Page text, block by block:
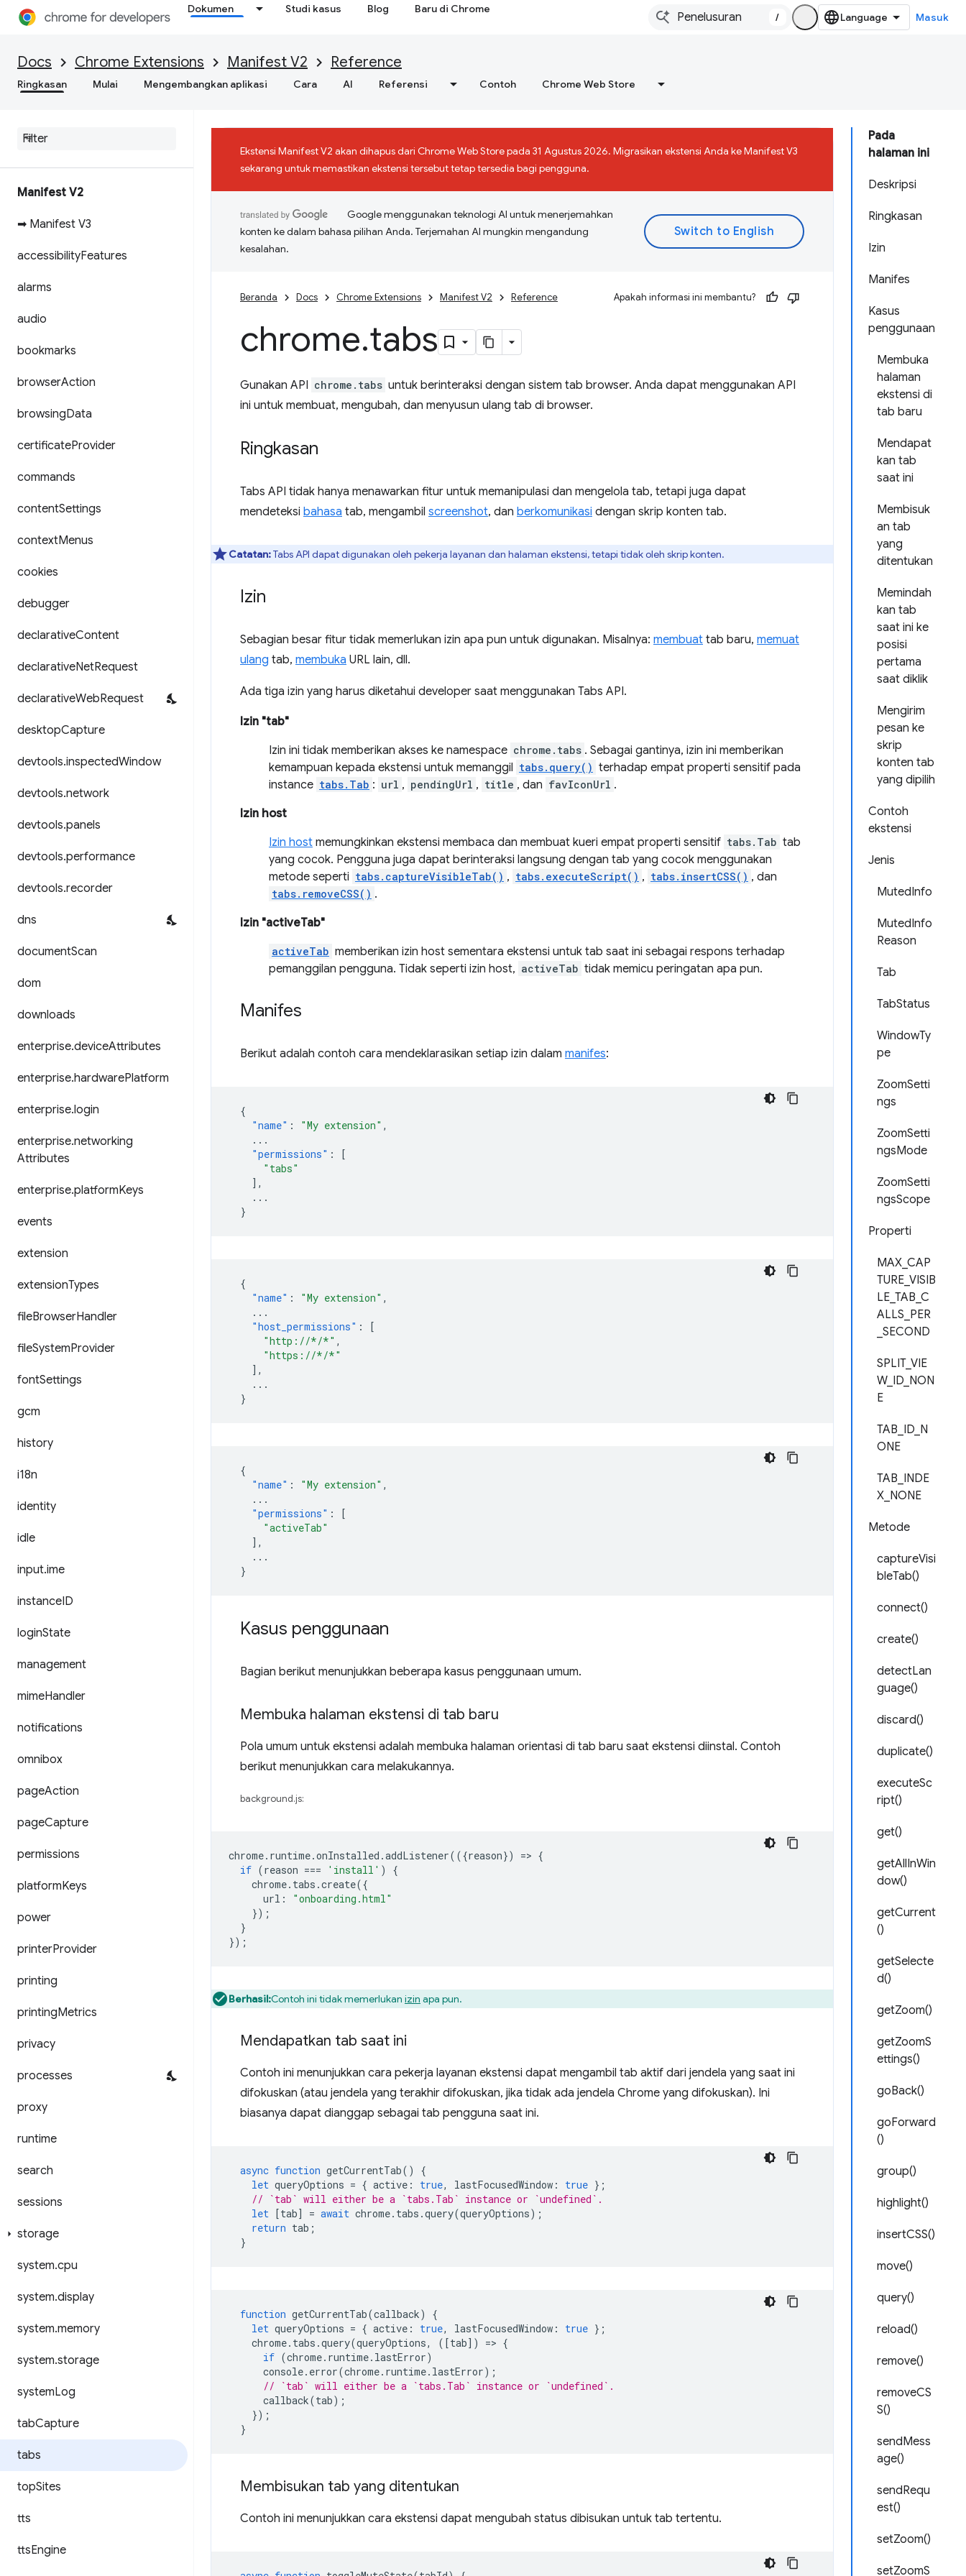
Dokumen Studi kasus Blog Baru di Chrome
/ Masuk
Docs Chrome Extensions Manifest V2 Reference
Ringkasan Mulai Mengembangkan aplikasi Cara AI Referensi Contoh Chrome Web Store
Manifest V2
➡ Manifest V3
accessibilityFeatures
alarms
audio
bookmarks
browserAction
browsingData
certificateProvider
commands
contentSettings
contextMenus
cookies
debugger
declarativeContent
declarativeNetRequest
declarativeWebRequest
desktopCapture
devtools.inspectedWindow
devtools.network
devtools.panels
devtools.performance
devtools.recorder
dns
documentScan
dom
downloads
enterprise.deviceAttributes
enterprise.hardwarePlatform
enterprise.login
enterprise.networking
Attributes
enterprise.platformKeys
events
extension
extensionTypes
fileBrowserHandler
fileSystemProvider
fontSettings
gcm
history
i18n
identity
idle
input.ime
instanceID
loginState
management
mimeHandler
notifications
omnibox
pageAction
pageCapture
permissions
platformKeys
power
printerProvider
printing
printingMetrics
privacy
processes
proxy
runtime
search
sessions
storage
system.cpu
system.display
system.memory
system.storage
systemLog
tabCapture
tabs
topSites
tts
ttsEngine
Pada
halaman ini
Deskripsi
Ringkasan
Izin
Manifes
Kasus
penggunaan
Membuka
halaman
ekstensi di
tab baru
Mendapat
kan tab
saat ini
Membisuk
an tab
yang
ditentukan
Memindah
kan tab
saat ini ke
posisi
pertama
saat diklik
Mengirim
pesan ke
skrip
konten tab
yang dipilih
Contoh
ekstensi
Jenis
MutedInfo
MutedInfo
Reason
Tab
TabStatus
WindowTy
pe
ZoomSetti
ngs
ZoomSetti
ngsMode
ZoomSetti
ngsScope
Properti
MAX_CAP
TURE_VISIB
LE_TAB_C
ALLS_PER
_SECOND
SPLIT_VIE
W_ID_NON
E
TAB_ID_N
ONE
TAB_INDE
X_NONE
Metode
captureVisi
bleTab()
connect()
create()
detectLan
guage()
discard()
duplicate()
executeSc
ript()
get()
getAllInWin
dow()
getCurrent
()
getSelecte
d()
getZoom()
getZoomS
ettings()
goBack()
goForward
()
group()
highlight()
insertCSS()
move()
query()
reload()
remove()
removeCS
S()
sendMess
age()
sendRequ
est()
setZoom()
setZoomS
Ekstensi Manifest V2 akan dihapus dari Chrome Web Store pada 31 Agustus 2026. Migrasikan ekstensi Anda ke Manifest V3
sekarang untuk memastikan ekstensi tersebut tetap tersedia bagi pengguna.
Google menggunakan teknologi AI untuk menerjemahkan
konten ke dalam bahasa pilihan Anda. Terjemahan AI mungkin mengandung
kesalahan.
Beranda Docs Chrome Extensions Manifest V2 Reference Apakah informasi ini membantu?
chrome.tabs
Gunakan API chrome.tabs untuk berinteraksi dengan sistem tab browser. Anda dapat menggunakan API
ini untuk membuat, mengubah, dan menyusun ulang tab di browser.
Ringkasan
Tabs API tidak hanya menawarkan fitur untuk memanipulasi dan mengelola tab, tetapi juga dapat
mendeteksi bahasa tab, mengambil screenshot, dan berkomunikasi dengan skrip konten tab.
Catatan:Tabs API dapat digunakan oleh pekerja layanan dan halaman ekstensi, tetapi tidak oleh skrip konten.
Izin
Sebagian besar fitur tidak memerlukan izin apa pun untuk digunakan. Misalnya: membuat tab baru, memuat
ulang tab, membuka URL lain, dll.
Ada tiga izin yang harus diketahui developer saat menggunakan Tabs API.
Izin "tab"
Izin ini tidak memberikan akses ke namespace chrome.tabs . Sebagai gantinya, izin ini memberikan
kemampuan kepada ekstensi untuk memanggil tabs.query() terhadap empat properti sensitif pada
instance tabs.Tab : url , pendingUrl , title , dan favIconUrl .
Izin host
Izin host memungkinkan ekstensi membaca dan membuat kueri empat properti sensitif tabs.Tab tab
yang cocok. Pengguna juga dapat berinteraksi langsung dengan tab yang cocok menggunakan
metode seperti tabs.captureVisibleTab() , tabs.executeScript() , tabs.insertCSS() , dan
tabs.removeCSS() .
Izin "activeTab"
activeTab memberikan izin host sementara ekstensi untuk tab saat ini sebagai respons terhadap
pemanggilan pengguna. Tidak seperti izin host, activeTab tidak memicu peringatan apa pun.
Manifes
Berikut adalah contoh cara mendeklarasikan setiap izin dalam manifes:
{
"name" : "My extension" ,
...
"permissions" :
[
"tabs"
],
...
}
{
"name" : "My extension" ,
...
"host_permissions" :
[
"http://*/*" ,
"https://*/*"
],
...
}
{
"name" : "My extension" ,
...
"permissions" :
[
"activeTab"
],
...
}
Kasus penggunaan
Bagian berikut menunjukkan beberapa kasus penggunaan umum.
Membuka halaman ekstensi di tab baru
Pola umum untuk ekstensi adalah membuka halaman orientasi di tab baru saat ekstensi diinstal. Contoh
berikut menunjukkan cara melakukannya.
background.js:
chrome. runtime.onInstalled .addListener(({reason}) => {
if (reason === 'install' )
{
chrome. tabs .create({
url :
"onboarding.html"
});
}
});
Berhasil:Contoh ini tidak memerlukan izin apa pun.
Mendapatkan tab saat ini
Contoh ini menunjukkan cara pekerja layanan ekstensi dapat mengambil tab aktif dari jendela yang saat ini
difokuskan (atau jendela yang terakhir difokuskan, jika tidak ada jendela Chrome yang difokuskan). Ini
biasanya dapat dianggap sebagai tab pengguna saat ini.
async function getCurrentTab()
{
let queryOptions = { active : true, lastFocusedWindow : true };
// `tab` will either be a `tabs.Tab` instance or `undefined`.
let [tab] = await chrome. tabs .query(queryOptions);
return tab ;
}
function getCurrentTab(callback)
{
let queryOptions = { active : true, lastFocusedWindow : true };
chrome. tabs .query(queryOptions, ([tab]) => {
if (chrome. runtime. lastError)
console. error(chrome. runtime. lastError);
// `tab` will either be a `tabs.Tab` instance or `undefined`.
callback(tab);
});
}
Membisukan tab yang ditentukan
Contoh ini menunjukkan cara ekstensi dapat mengubah status dibisukan untuk tab tertentu.